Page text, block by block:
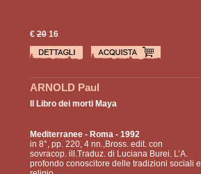
€2016
ARNOLD Paul
Il Libro dei morti Maya
Mediterranee- Roma - 1992
in 8°, pp. 220, 4 nn.,Bross. edit. con
sovracop. ill.Traduz. di Luciana Burei. L’A.
profondo conoscitore delle tradizioni sociali e